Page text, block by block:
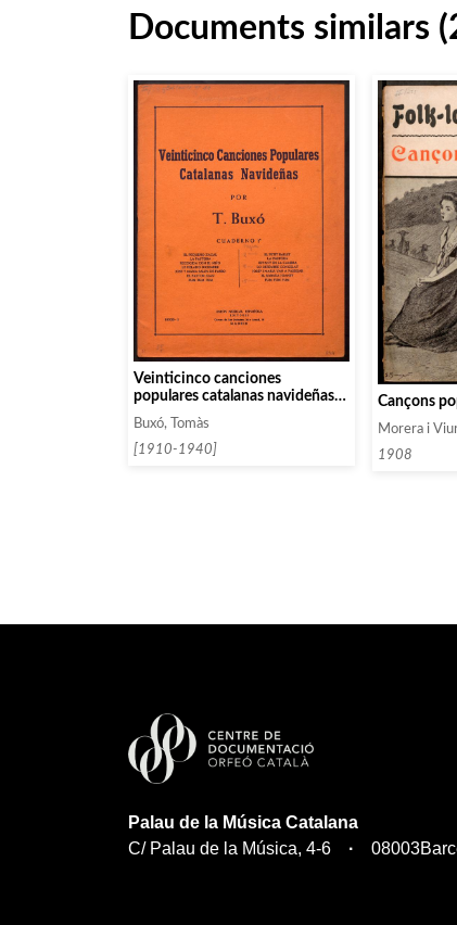
Documents similars
Veinticinco canciones
populares catalanas navideñas.
Cuaderno 2
Buxó, Tomàs
[1910-1940]
Cançons
Morera i
1908
Palau de la Música Catalana
C/ Palau de la Música, 4-6
08003